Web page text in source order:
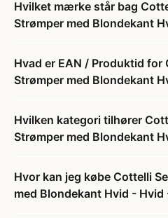
Hvilket mærke står bag
Strømper med Blondekant
Hvad er EAN / Produktid
Strømper med Blondekant
Hvilken kategori tilhører
Strømper med Blondekant
Hvor kan jeg købe Cottelli
med Blondekant Hvid - Hvid